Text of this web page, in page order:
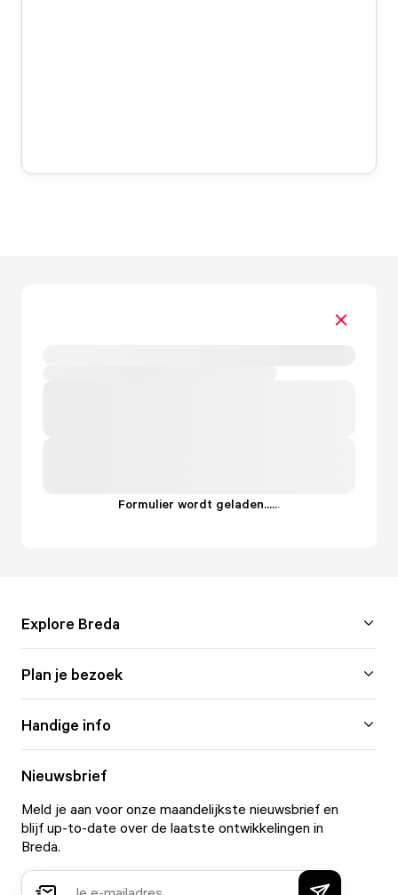
Formulier wordt geladen......
Explore Breda
Plan je bezoek
Handige info
Nieuwsbrief
Meld je aan voor onze maandelijkste nieuwsbrief en
blijf up-to-date over de laatste ontwikkelingen in
Breda.